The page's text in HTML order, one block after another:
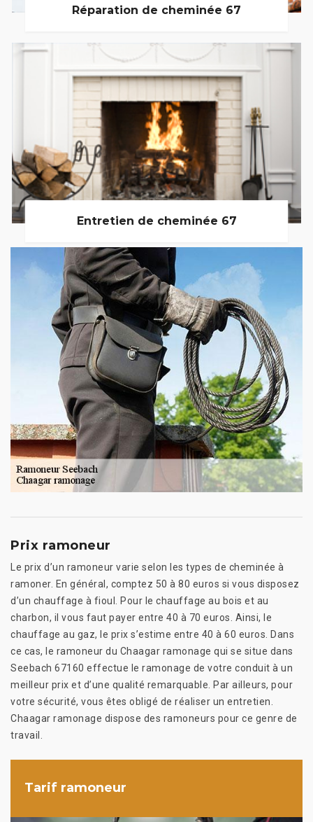
Réparation de cheminée 67
Entretien de cheminée 67
Prix ramoneur
Le prix d’un ramoneur varie selon les types de cheminée à
ramoner. En général, comptez 50 à 80 euros si vous disposez
d’un chauffage à fioul. Pour le chauffage au bois et au
charbon, il vous faut payer entre 40 à 70 euros. Ainsi, le
chauffage au gaz, le prix s’estime entre 40 à 60 euros. Dans
ce cas, le ramoneur du Chaagar ramonage qui se situe dans
Seebach 67160 effectue le ramonage de votre conduit à un
meilleur prix et d’une qualité remarquable. Par ailleurs, pour
votre sécurité, vous êtes obligé de réaliser un entretien.
Chaagar ramonage dispose des ramoneurs pour ce genre de
travail.
Tarif ramoneur